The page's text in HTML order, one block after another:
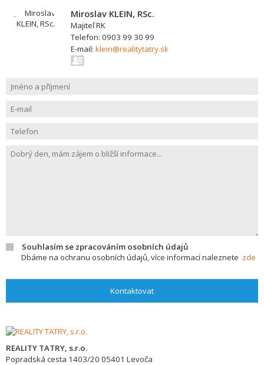
Miroslav KLEIN, RSc.
Majiteľ RK
Telefon: 0903 99 30 99
E-mail: klein@realitytatry.sk
Souhlasím se zpracováním osobních údajů
Dbáme na ochranu osobních údajů, více informací naleznete zde
Kontaktovat
REALITY TATRY, s.r.o.
Popradská cesta 1403/20 05401 Levoča